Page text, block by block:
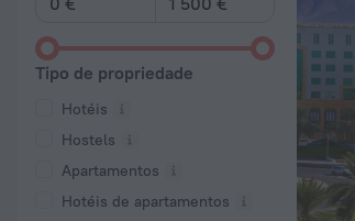
Tipo de propriedade
Hotéis
Hostels
Apartamentos
Hotéis de apartamentos